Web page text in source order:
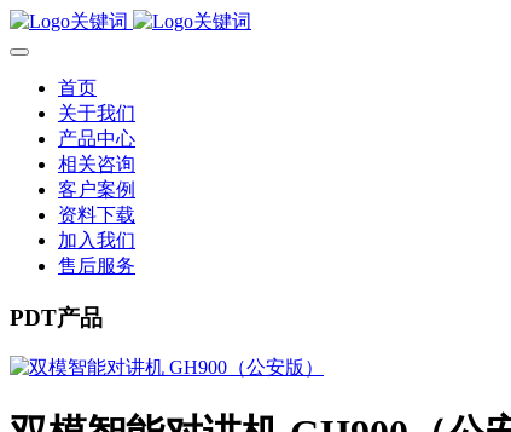
首页
关于我们
产品中心
相关咨询
客户案例
资料下载
加入我们
售后服务
PDT产品